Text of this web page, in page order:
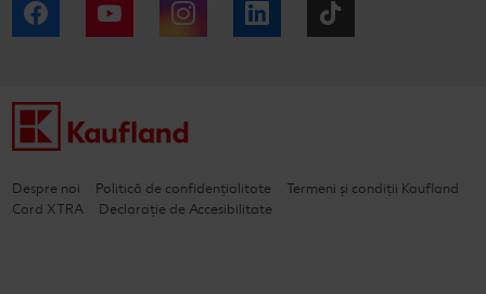
Facebook YouTube Instagram LinkedIn
Despre noi Politică de confidențialitate
Termeni și condiții Kaufland
Card XTRA
Declarație de Accesibilitate